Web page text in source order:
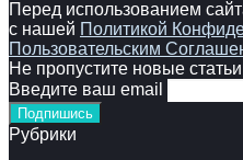
Перед использованием
с нашей Политикой
Пользовательским
Не пропустите новые статьи
Введите ваш email
Рубрики